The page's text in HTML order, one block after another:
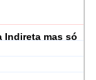
Indireta mas só